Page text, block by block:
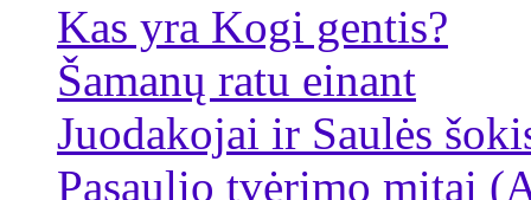
Kas yra Kogi gentis?
Šamanų ratu einant
Juodakojai ir Saulės
Pasaulio tvėrimo mitai